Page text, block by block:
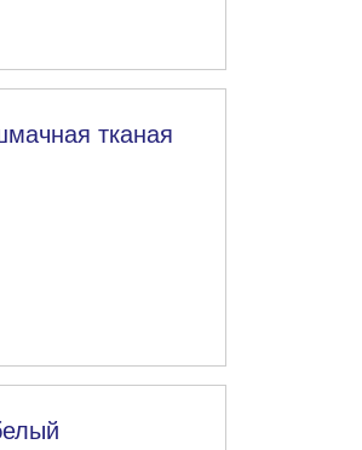
тканая